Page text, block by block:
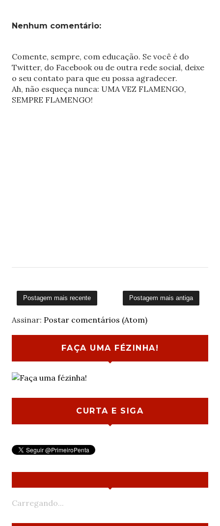
Nenhum comentário:
Comente, sempre, com educação. Se você é do
Twitter, do Facebook ou de outra rede social, deixe
o seu contato para que eu possa agradecer.
Ah, não esqueça nunca: UMA VEZ FLAMENGO,
SEMPRE FLAMENGO!
Postagem mais recente Postagem mais antiga
Assinar: Postar comentários (Atom)
FAÇA UMA FÉZINHA!
CURTA E SIGA
Carregando...